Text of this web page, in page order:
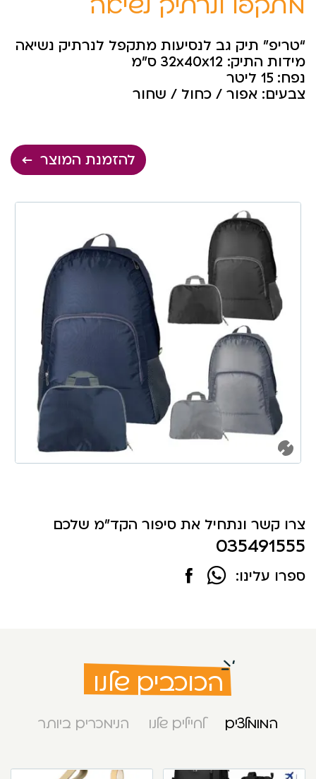
“טריפ” תיק גב לנסיעות מתקפל לנרתיק נשיאה
מידות התיק: 32x40x12 ס”מ
נפח: 15 ליטר
צבעים: אפור / כחול / שחור
להזמנת המוצר
צרו קשר ונתחיל את סיפור הקד"מ שלכם
035491555
ספרו עלינו:
הכוכבים שלנו
המומלצים לחיילים שלנו הנימכרים ביותר